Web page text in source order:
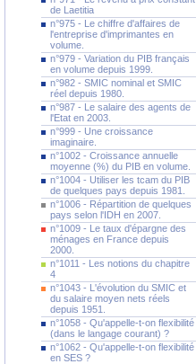
de Laetitia
n°975 - Le chiffre d'affaires de
l'entreprise d'imprimantes en
volume.
n°979 - Variation du PIB français
en volume depuis 1999.
n°982 - SMIC nominal et SMIC
réel depuis 1980.
n°987 - Le salaire des agents de
l'Etat en 2003.
n°999 - Une croissance
imaginaire.
n°1002 - Croissance annuelle
moyenne (%) du PIB en volume.
n°1004 - Utiliser les tcam du PIB
de quelques pays depuis 1981.
n°1006 - Répartition de quelques
pays selon l'IDH en 2007.
n°1009 - Le taux d'épargne des
ménages en France depuis
2000.
n°1011 - Les notions du chapitre
4
n°1043 - L'évolution du SMIC et
du salaire moyen nets réels
depuis 1951.
n°1058 - Qu'appelle-t-on flexibilité
(dans le langage courant) ?
n°1062 - Qu'appelle-t-on flexibilité
en SES ?